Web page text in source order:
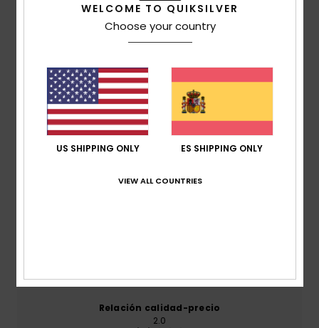
Puntuación media
5.0/5
Relación calidad-precio
2.0
WELCOME TO QUIKSILVER
Choose your country
US SHIPPING ONLY ES SHIPPING ONLY
VIEW ALL COUNTRIES